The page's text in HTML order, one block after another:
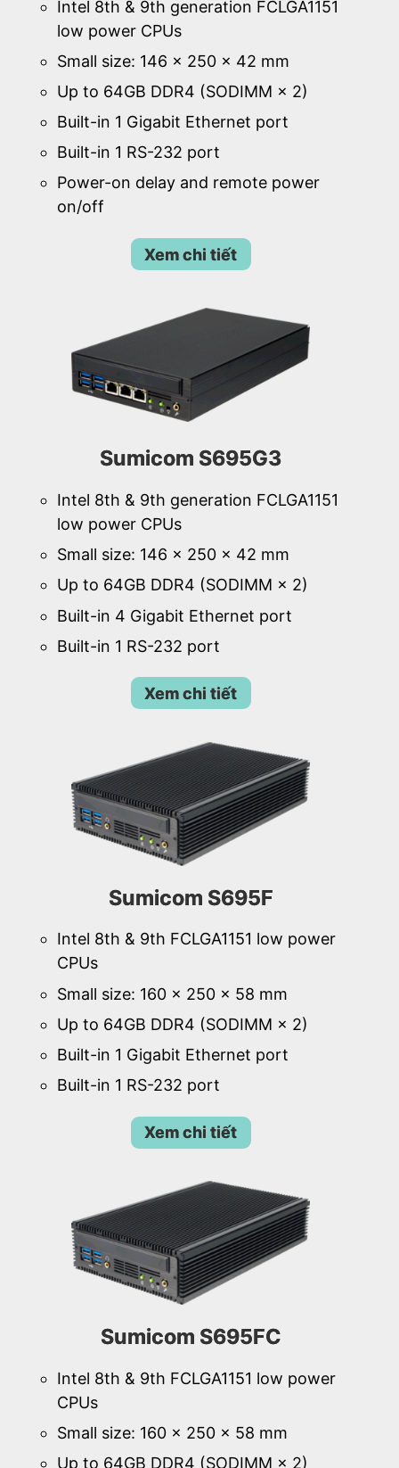
Intel 8th & 9th generation FCLGA1151
low power CPUs
Small size: 146 × 250 × 42 mm
Up to 64GB DDR4 (SODIMM × 2)
Built-in 1 Gigabit Ethernet port
Built-in 1 RS-232 port
Power-on delay and remote power
on/off
Xem chi tiết
Sumicom S695G3
Intel 8th & 9th generation FCLGA1151
low power CPUs
Small size: 146 × 250 × 42 mm
Up to 64GB DDR4 (SODIMM × 2)
Built-in 4 Gigabit Ethernet port
Built-in 1 RS-232 port
Xem chi tiết
Sumicom S695F
Intel 8th & 9th FCLGA1151 low power
CPUs
Small size: 160 × 250 × 58 mm
Up to 64GB DDR4 (SODIMM × 2)
Built-in 1 Gigabit Ethernet port
Built-in 1 RS-232 port
Xem chi tiết
Sumicom S695FC
Intel 8th & 9th FCLGA1151 low power
CPUs
Small size: 160 × 250 × 58 mm
Up to 64GB DDR4 (SODIMM × 2)